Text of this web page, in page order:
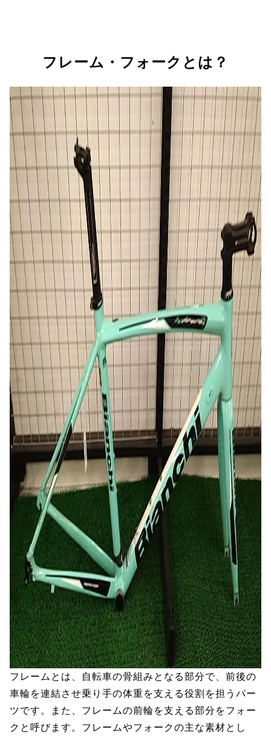
フレーム・フォークとは？
フレームとは、自転車の骨組みとなる部分で、前後の
車輪を連結させ乗り手の体重を支える役割を担うパー
ツです。また、フレームの前輪を支える部分をフォー
クと呼びます。フレームやフォークの主な素材とし